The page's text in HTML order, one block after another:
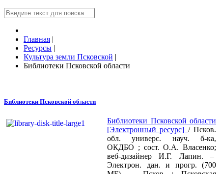
Главная |
Ресурсы |
Культура земли Псковской |
Библиотеки Псковской области
Библиотеки Псковской области
Библиотеки Псковской области
[Электронный ресурс] / Псков.
обл. универс. науч. б-ка,
ОКДБО ; сост. О.А. Власенко;
веб-дизайнер И.Г. Лапин. –
Электрон. дан. и прогр. (700